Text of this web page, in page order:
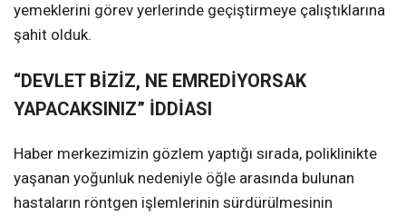
yemeklerini görev yerlerinde geçiştirmeye çalıştıklarına
şahit olduk.
“DEVLET BİZİZ, NE EMREDİYORSAK
YAPACAKSINIZ” İDDİASI
Haber merkezimizin gözlem yaptığı sırada, poliklinikte
yaşanan yoğunluk nedeniyle öğle arasında bulunan
hastaların röntgen işlemlerinin sürdürülmesinin